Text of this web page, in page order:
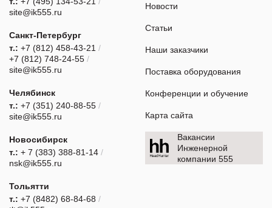
site@ik555.ru
Санкт-Петербург
т.: +7 (812) 458-43-21 /
+7 (812) 748-24-55 /
site@ik555.ru
Челябинск
т.: +7 (351) 240-88-55 /
site@ik555.ru
Новосибирск
т.: + 7 (383) 388-81-14 /
nsk@ik555.ru
Тольятти
т.: +7 (8482) 68-84-68 /
Новости
Статьи
Наши заказчики
Поставка оборудования
Конференции и обучение
Карта сайта
Вакансии
Инженерной
компании 555